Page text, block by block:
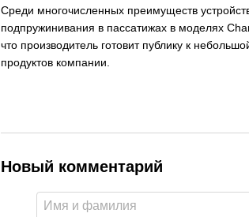
Среди многочисленных преимуществ
подпружинивания в пассатижах в моделях
что производитель готовит публику к
продуктов компании.
Новый комментарий